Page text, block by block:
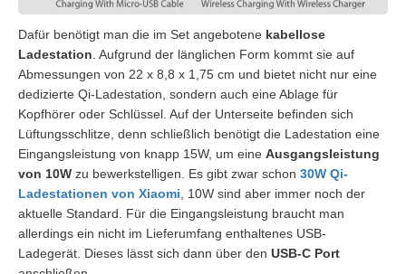
Dafür benötigt man die im Set angebotene kabellose
Ladestation. Aufgrund der länglichen Form kommt sie auf
Abmessungen von 22 x 8,8 x 1,75 cm und bietet nicht nur eine
dedizierte Qi-Ladestation, sondern auch eine Ablage für
Kopfhörer oder Schlüssel. Auf der Unterseite befinden sich
Lüftungsschlitze, denn schließlich benötigt die Ladestation eine
Eingangsleistung von knapp 15W, um eine Ausgangsleistung
von 10W zu bewerkstelligen. Es gibt zwar schon 30W Qi-
Ladestationen von Xiaomi, 10W sind aber immer noch der
aktuelle Standard. Für die Eingangsleistung braucht man
allerdings ein nicht im Lieferumfang enthaltenes USB-
Ladegerät. Dieses lässt sich dann über den USB-C Port